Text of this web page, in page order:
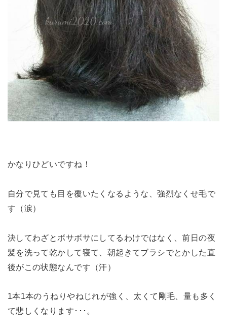
かなりひどいですね！
自分で見ても目を覆いたくなるような、強烈なくせ毛で
す（涙）
決してわざとボサボサにしてるわけではなく、前日の夜
髪を洗って乾かして寝て、朝起きてブラシでとかした直
後がこの状態なんです（汗）
1本1本のうねりやねじれが強く、太くて剛毛、量も多く
て悲しくなります･･･。